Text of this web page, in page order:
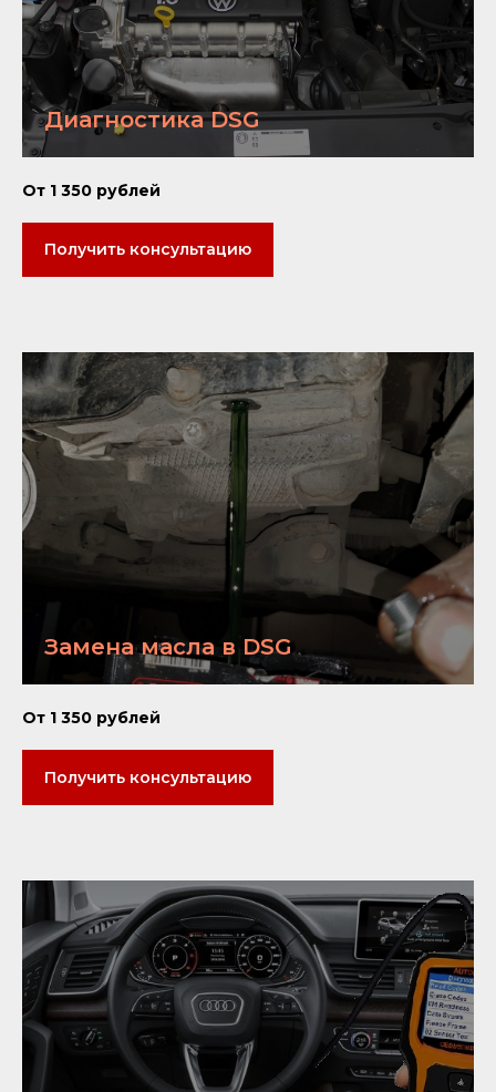
Диагностика DSG
От 1 350 рублей
Получить консультацию
Замена масла в DSG
От 1 350 рублей
Получить консультацию